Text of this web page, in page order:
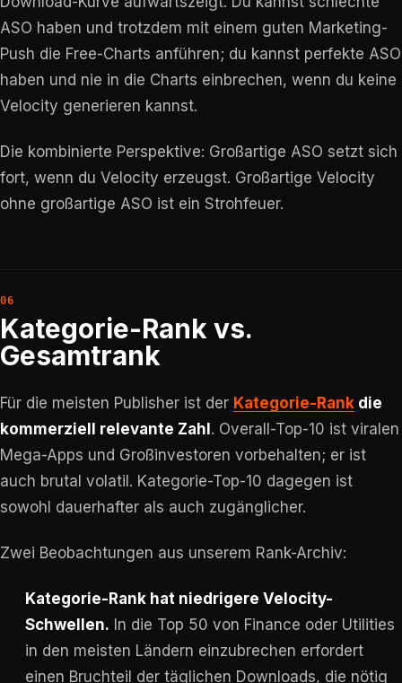
ASO haben und trotzdem mit einem guten Marketing-
Push die Free-Charts anführen; du kannst perfekte ASO
haben und nie in die Charts einbrechen, wenn du keine
Velocity generieren kannst.
Die kombinierte Perspektive: Großartige ASO setzt sich
fort, wenn du Velocity erzeugst. Großartige Velocity
ohne großartige ASO ist ein Strohfeuer.
Kategorie-Rank vs.
Gesamtrank
Für die meisten Publisher ist der Kategorie-Rank die
kommerziell relevante Zahl . Overall-Top-10 ist viralen
Mega-Apps und Großinvestoren vorbehalten; er ist
auch brutal volatil. Kategorie-Top-10 dagegen ist
sowohl dauerhafter als auch zugänglicher.
Zwei Beobachtungen aus unserem Rank-Archiv:
Kategorie-Rank hat niedrigere Velocity-
Schwellen. In die Top 50 von Finance oder Utilities
in den meisten Ländern einzubrechen erfordert
einen Bruchteil der täglichen Downloads, die nötig